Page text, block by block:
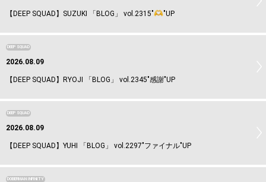
【DEEP SQUAD】SUZUKI 「BLOG」 vol.2315" "UP
DEEP SQUAD
2026.08.09
【DEEP SQUAD】RYOJI 「BLOG」 vol.2345"感謝"UP
DEEP SQUAD
2026.08.09
【DEEP SQUAD】YUHI 「BLOG」 vol.2297"ファイナル"UP
DOBERMAN INFINITY